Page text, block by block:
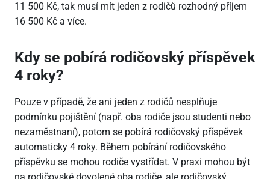
11 500 Kč, tak musí mít jeden z rodičů rozhodný příjem
16 500 Kč a více.
Kdy se pobírá rodičovský příspěvek
4 roky?
Pouze v případě, že ani jeden z rodičů nesplňuje
podmínku pojištění (např. oba rodiče jsou studenti nebo
nezaměstnaní), potom se pobírá rodičovský příspěvek
automaticky 4 roky. Během pobírání rodičovského
příspěvku se mohou rodiče vystřídat. V praxi mohou být